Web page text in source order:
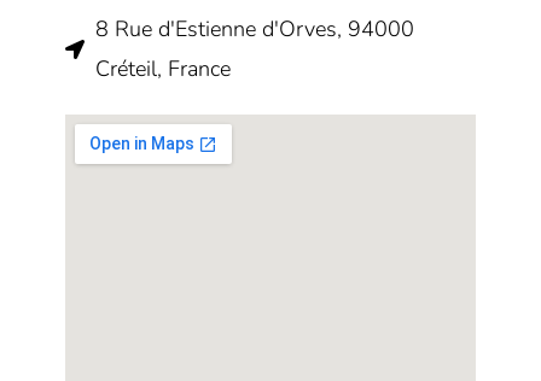
8 Rue d'Estienne d'Orves, 94000
Créteil, France